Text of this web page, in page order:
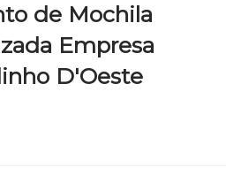
de Mochila
Empresa
D'Oeste